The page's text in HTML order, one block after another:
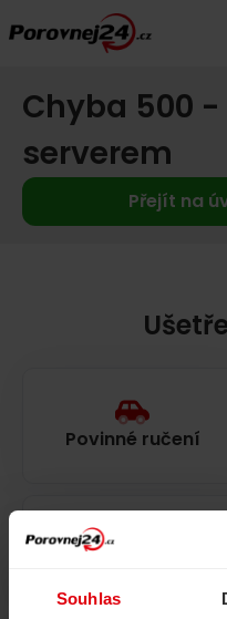
Souhlas
Chyba 500
serverem
Přejít na
Povinné ručení